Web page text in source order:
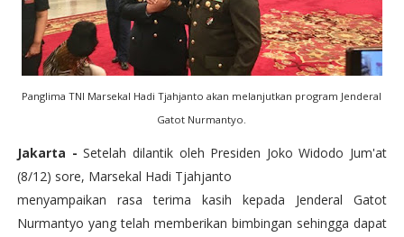
Panglima TNI Marsekal Hadi Tjahjanto akan melanjutkan program Jenderal
Gatot Nurmantyo.
Jakarta -Setelah dilantik oleh Presiden Joko Widodo Jum'at
(8/12) sore, Marsekal Hadi Tjahjanto
menyampaikan rasa terima kasih kepada Jenderal Gatot
Nurmantyo yang telah memberikan bimbingan sehingga dapat